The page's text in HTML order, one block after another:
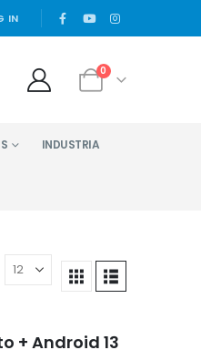
IN |
0
INDUSTRIA
+ Android 13